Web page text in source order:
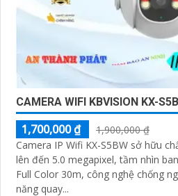
CAMERA WIFI KBVISION KX-
1,700,000 ₫
1,900,000 ₫
Camera IP Wifi KX-S5BW sở hữu
lên đến 5.0 megapixel, tầm nhìn
Full Color 30m, công nghệ chống
năng quay...